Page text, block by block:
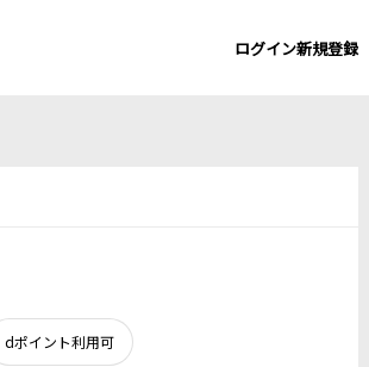
ログイン新規登録
dポイント利用可